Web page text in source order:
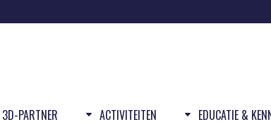
PARTNER ACTIVITEITEN EDUCATIE &